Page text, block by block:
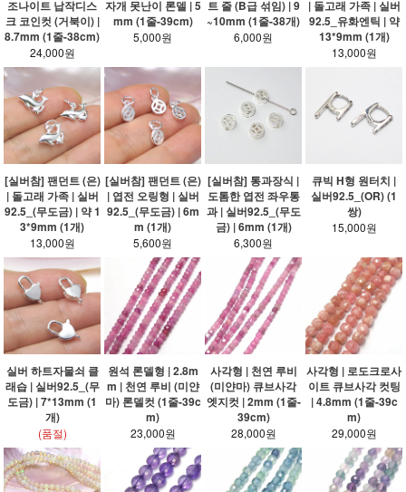
조나이트 납작디스
크 코인컷 (거북이) |
8.7mm (1줄-38cm)
24,000원
자개 못난이 론델 | 5
mm (1줄-39cm)
5,000원
트 줄 (B급 섞임) | 9
~10mm (1줄-38개)
6,000원
| 돌고래 가족 | 실버
92.5_유화엔틱 | 약
13*9mm (1개)
13,000원
[실버참] 팬던트 (은)
| 돌고래 가족 | 실버
92.5_(무도금) | 약 1
3*9mm (1개)
13,000원
[실버참] 팬던트 (은)
| 엽전 오링형 | 실버
92.5_(무도금) | 6m
m (1개)
5,600원
[실버참] 통과장식 |
도톰한 엽전 좌우통
과 | 실버92.5_(무도
금) | 6mm (1개)
6,300원
큐빅 H형 원터치 |
실버92.5_(OR) (1
쌍)
15,000원
실버 하트자물쇠 클
래습 | 실버92.5_(무
도금) | 7*13mm (1
개)
(품절)
원석 론델형 | 2.8m
m | 천연 루비 (미얀
마) 론델컷 (1줄-39c
m)
23,000원
사각형 | 천연 루비
(미얀마) 큐브사각
엣지컷 | 2mm (1줄-
39cm)
28,000원
사각형 | 로도크로사
이트 큐브사각 컷팅
| 4.8mm (1줄-39c
m)
29,000원